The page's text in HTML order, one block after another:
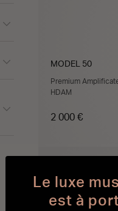
MODEL 50
Premium
HDAM
2 000 €
Le luxe
est à